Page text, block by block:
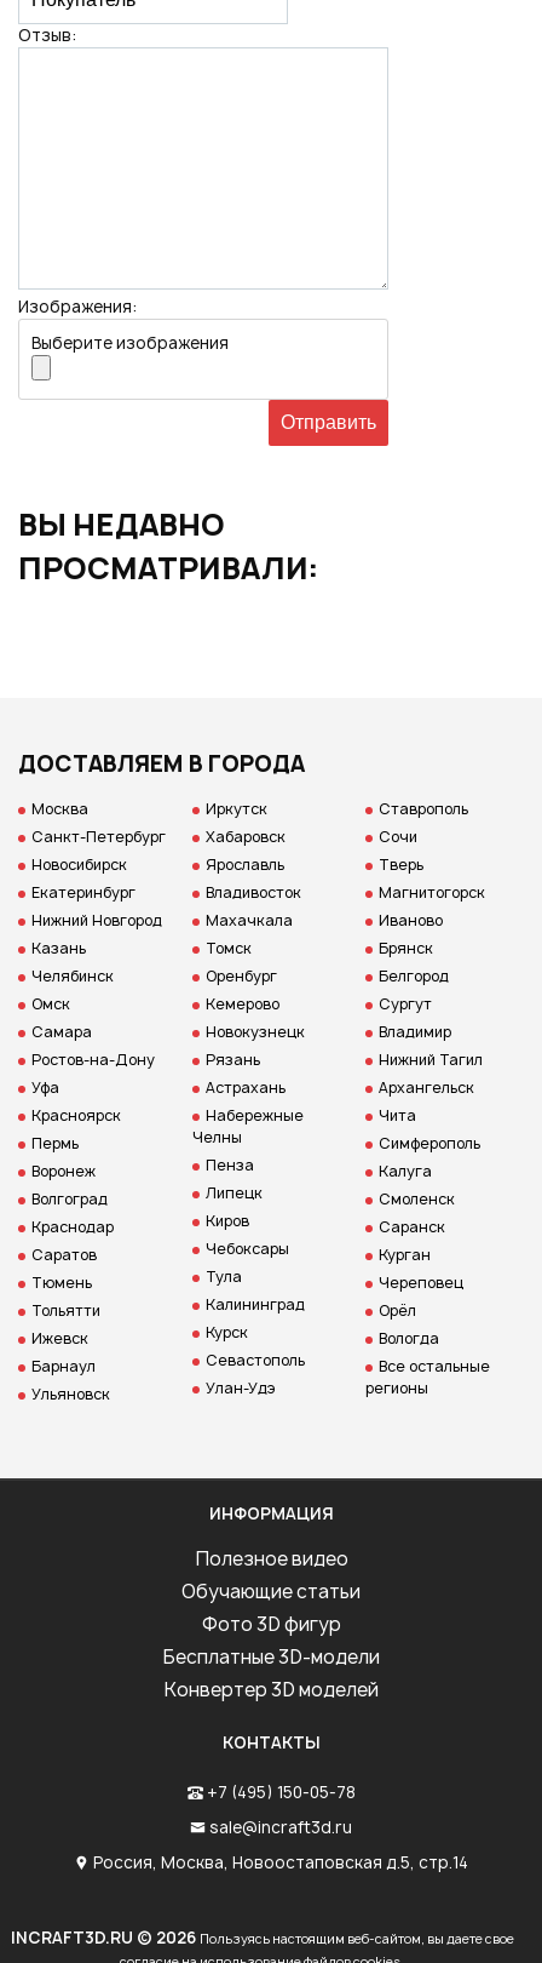
Отзыв:
Изображения:
Выберите изображения
ВЫ НЕДАВНО
ПРОСМАТРИВАЛИ:
ДОСТАВЛЯЕМ В ГОРОДА
Москва
Санкт-Петербург
Новосибирск
Екатеринбург
Нижний Новгород
Казань
Челябинск
Омск
Самара
Ростов-на-Дону
Уфа
Красноярск
Пермь
Воронеж
Волгоград
Краснодар
Саратов
Тюмень
Тольятти
Ижевск
Барнаул
Ульяновск
Иркутск
Хабаровск
Ярославль
Владивосток
Махачкала
Томск
Оренбург
Кемерово
Новокузнецк
Рязань
Астрахань
Набережные
Челны
Пенза
Липецк
Киров
Чебоксары
Тула
Калининград
Курск
Севастополь
Улан-Удэ
Ставрополь
Сочи
Тверь
Магнитогорск
Иваново
Брянск
Белгород
Сургут
Владимир
Нижний Тагил
Архангельск
Чита
Симферополь
Калуга
Смоленск
Саранск
Курган
Череповец
Орёл
Вологда
Все остальные
регионы
ИНФОРМАЦИЯ
Полезное видео
Обучающие статьи
Фото 3D фигур
Бесплатные 3D-модели
Конвертер 3D моделей
КОНТАКТЫ
+7 (495) 150-05-78
sale@incraft3d.ru
Россия, Москва, Новоостаповская д.5, стр.14
INCRAFT3D.RU © 2026 Пользуясь настоящим веб-сайтом, вы даете свое